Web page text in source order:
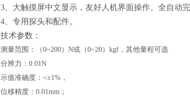
3、大触摸屏中文显示，友好人机界面操作。全自动
4、专用探头和配件。
技术参数：
测量范围：（0~200）N或（0~20）kgf，其他量程可选
分辨力： 0.01N
示值准确度： <±1%，
位移精度： 0.01mm；